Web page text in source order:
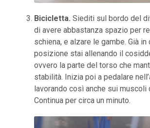
Bicicletta. Siediti sul bordo del
di avere abbastanza spazio per
schiena, e alzare le gambe. Già in
posizione stai allenando il
ovvero la parte del torso che
stabilità. Inizia poi a pedalare
lavorando così anche sui muscoli
Continua per circa un minuto.